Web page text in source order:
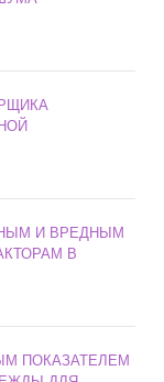
И ВРЕДНЫМ
В
ПОКАЗАТЕЛЕМ